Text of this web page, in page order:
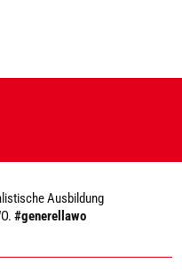
Ausbildung
#generellawo